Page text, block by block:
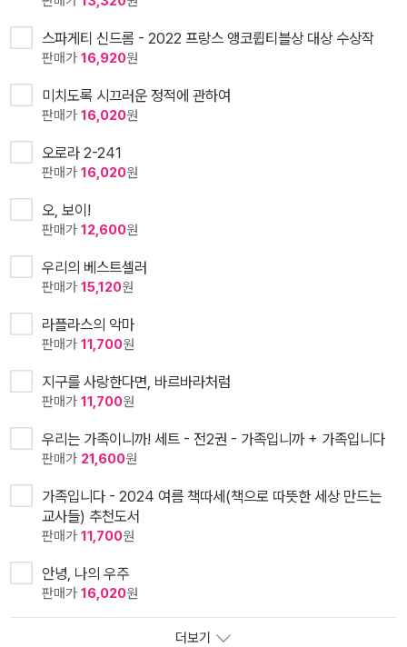
스파게티 신드롬 - 2022 프랑스 앵코륍티블상 대상 수상작
판매가 16,920원
미치도록 시끄러운 정적에 관하여
판매가 16,020원
오로라 2-241
판매가 16,020원
오, 보이!
판매가 12,600원
우리의 베스트셀러
판매가 15,120원
라플라스의 악마
판매가 11,700원
지구를 사랑한다면, 바르바라처럼
판매가 11,700원
우리는 가족이니까! 세트 - 전2권 - 가족입니까 + 가족입니다
판매가 21,600원
가족입니다 - 2024 여름 책따세(책으로 따뜻한 세상 만드는
교사들) 추천도서
판매가 11,700원
안녕, 나의 우주
판매가 16,020원
더보기